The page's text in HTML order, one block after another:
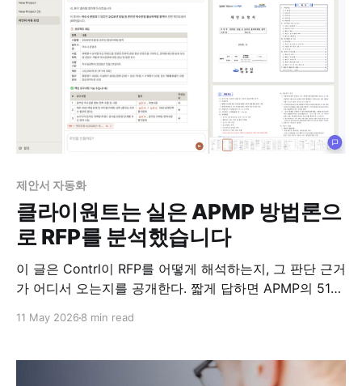
제안서 자동화
클라이원트는 실은 APMP 방법론으
로 RFP를 분석했습니다
이 글은 Contrl이 RFP를 어떻게 해석하는지, 그 판단 근거
가 어디서 오는지를 공개한다. 짧게 답하면 APMP의 51개
11 May 2026 8 min read